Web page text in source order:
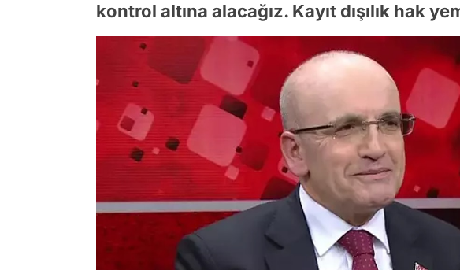
kontrol altına alacağız. Kayıt dışılık hak